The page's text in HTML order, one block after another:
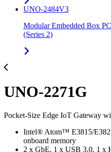
UNO-2484V3
Modular Embedded Box
(Series 2)
UNO-2271G
Pocket-Size Edge IoT Gateway
Intel® Atom™ E3815/
onboard memory
2 x GbE, 1 x USB 3.0, 1 x